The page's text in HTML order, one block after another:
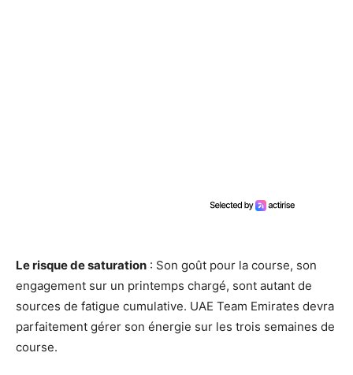
Le risque de saturation : Son goût pour la course, son
engagement sur un printemps chargé, sont autant de
sources de fatigue cumulative. UAE Team Emirates devra
parfaitement gérer son énergie sur les trois semaines de
course.